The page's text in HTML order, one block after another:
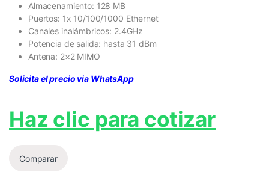
Almacenamiento: 128 MB
Puertos: 1x 10/100/1000 Ethernet
Canales inalámbricos: 2.4GHz
Potencia de salida: hasta 31 dBm
Antena: 2×2 MIMO
Solicita el precio via WhatsApp
Haz clic para cotizar
Comparar